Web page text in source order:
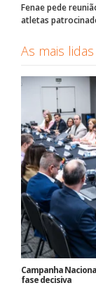
Fenae pede
atletas
As mais lidas
Campanha
fase decisiva